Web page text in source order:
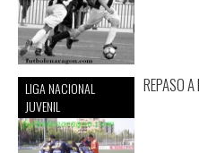
LIGA NACIONAL
JUVENIL
REPASO A